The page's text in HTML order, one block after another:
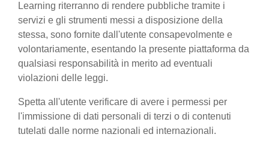
Learning riterranno di rendere pubbliche tramite i
servizi e gli strumenti messi a disposizione della
stessa, sono fornite dall'utente consapevolmente e
volontariamente, esentando la presente piattaforma da
qualsiasi responsabilità in merito ad eventuali
violazioni delle leggi.
Spetta all'utente verificare di avere i permessi per
l'immissione di dati personali di terzi o di contenuti
tutelati dalle norme nazionali ed internazionali.